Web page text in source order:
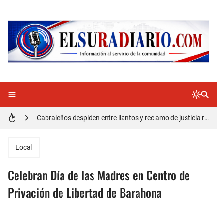
Detienen policía con presunta cocaína en Barahona
Cabraleños despiden entre llantos y reclamo de justicia restos mortales de Yasmel
Distrito Educativo 01-04 de Cabral Cancela a mas de 120 empleados; incluyendo una mujer Embarazada
Local
Celebran Día de las Madres en Centro de
Privación de Libertad de Barahona